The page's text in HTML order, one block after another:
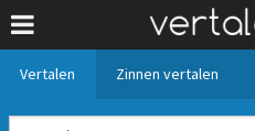
Vertalen Zinnen vertalen